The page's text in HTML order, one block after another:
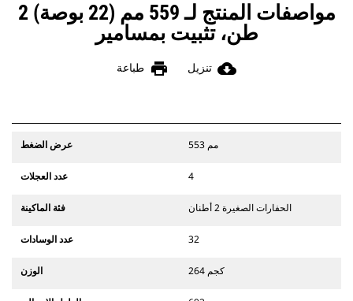
مواصفات المنتج لـ 559 مم (22 بوصة) 2
طن، تثبيت بمسامير
cloud_download تنزيل print طباعة
عرض الضغط 553 مم
عدد العجلات 4
فئة الماكينة الحفارات الصغيرة 2 أطنان
عدد الوسادات 32
الوزن 264 كجم